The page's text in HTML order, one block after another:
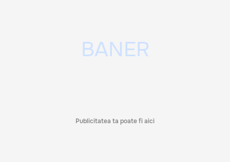
Publicitatea ta poate fi aici